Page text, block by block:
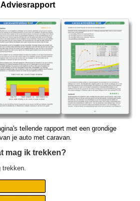
Adviesrapport
tellende rapport met een grondige
je auto met caravan.
mag ik trekken?